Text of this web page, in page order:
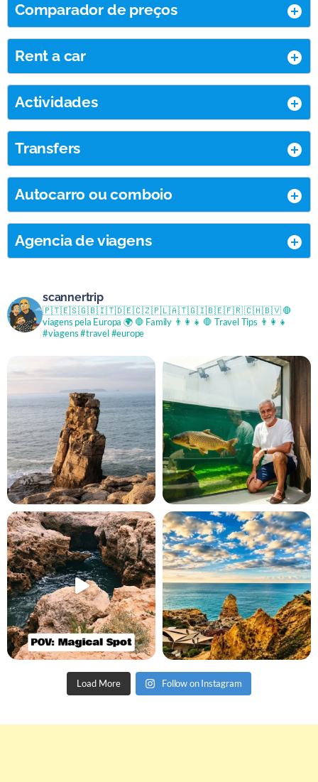
Comparador de preços
Rent a car
Actividades
Transfers
Autocarro ou comboio
Agencia de viagens
scannertrip
🇵🇹🇪🇸🇬🇧🇮🇹🇩🇪🇨🇿🇵🇱🇦🇹🇬🇮🇧🇪🇫🇷 🇨🇭🇧🇻🛑
viagens pela Europa 🌍🛑 Family 👨‍👩‍👧 🛑 Travel Tips 👨‍👩‍👧
#viagens #travel #europe
Load More Follow on Instagram